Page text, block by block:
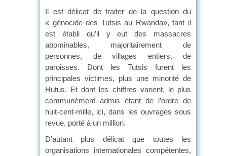
Il est délicat de traiter de la question du
« génocide des Tutsis au Rwanda», tant il
est établi qu’il y eut des massacres
abominables, majoritairement de
personnes, de villages entiers, de
paroisses. Dont les Tutsis furent les
principales victimes, plus une minorité de
Hutus. Et dont les chiffres varient, le plus
communément admis étant de l’ordre de
huit-cent-mille, ici, dans les ouvrages sous
revue, porté à un million.
D’autant plus délicat que toutes les
organisations internationales compétentes,